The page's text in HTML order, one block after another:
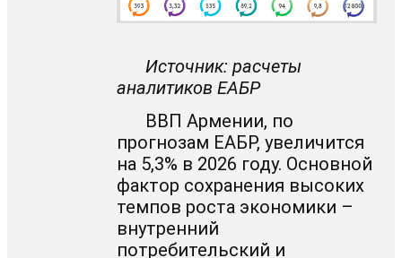
Источник: расчеты
аналитиков ЕАБР
ВВП Армении, по
прогнозам ЕАБР, увеличится
на 5,3% в 2026 году. Основной
фактор сохранения высоких
темпов роста экономики –
внутренний
потребительский и